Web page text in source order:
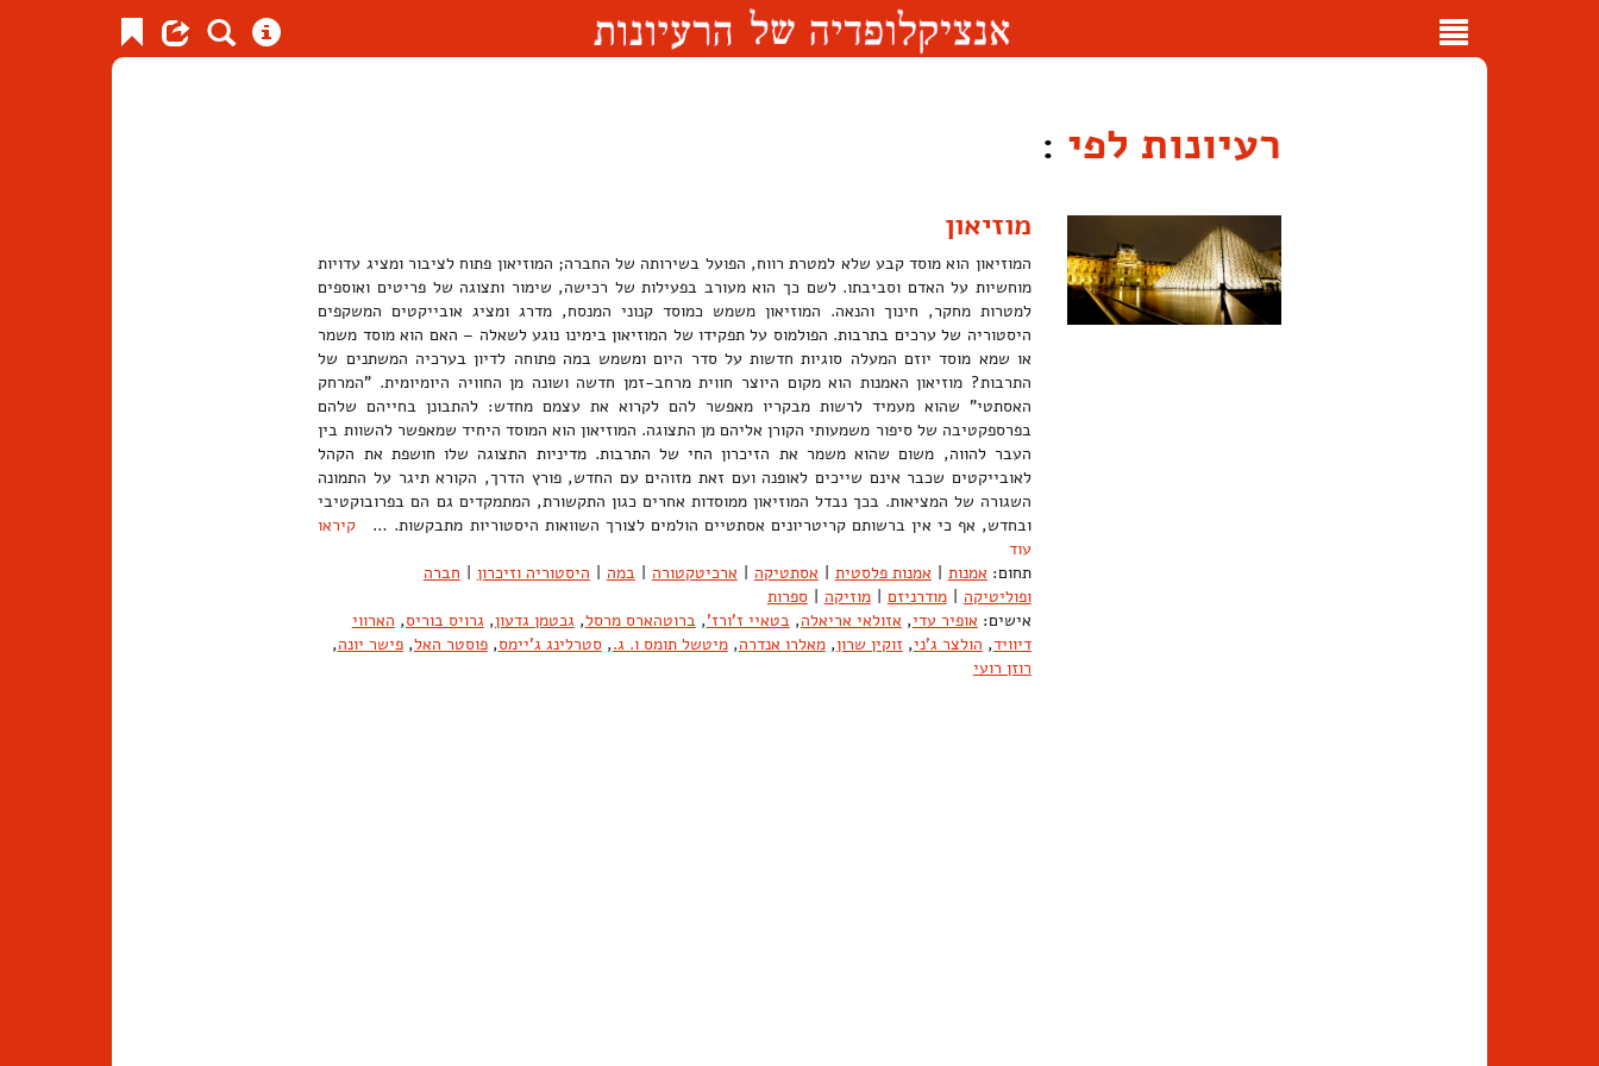
Toggle
רעיונות לפי :
מוזיאון
המוזיאון הוא מוסד קבע שלא למטרת רווח, הפועל בשירותה של החברה; המוזיאון פתוח לציבור ומציג עדויות
מוחשיות על האדם וסביבתו. לשם כך הוא מעורב בפעילות של רכישה, שימור ותצוגה של פריטים ואוספים
למטרות מחקר, חינוך והנאה. המוזיאון משמש כמוסד קנוני המנסח, מדרג ומציג אובייקטים המשקפים
היסטוריה של ערכים בתרבות. הפולמוס על תפקידו של המוזיאון בימינו נוגע לשאלה – האם הוא מוסד משמר
או שמא מוסד יוזם המעלה סוגיות חדשות על סדר היום ומשמש במה פתוחה לדיון בערכיה המשתנים של
התרבות? מוזיאון האמנות הוא מקום היוצר חווית מרחב-זמן חדשה ושונה מן החוויה היומיומית. "המרחק
האסתטי" שהוא מעמיד לרשות מבקריו מאפשר להם לקרוא את עצמם מחדש: להתבונן בחייהם שלהם
בפרספקטיבה של סיפור משמעותי הקורן אליהם מן התצוגה. המוזיאון הוא המוסד היחיד שמאפשר להשוות בין
העבר להווה, משום שהוא משמר את הזיכרון החי של התרבות. מדיניות התצוגה שלו חושפת את הקהל
לאובייקטים שכבר אינם שייכים לאופנה ועם זאת מזוהים עם החדש, פורץ הדרך, הקורא תיגר על התמונה
השגורה של המציאות. בכך נבדל המוזיאון ממוסדות אחרים כגון התקשורת, המתמקדים גם הם בפרובוקטיבי
ובחדש, אף כי אין ברשותם קריטריונים אסתטיים הולמים לצורך השוואות היסטוריות מתבקשות. … קיראו
עוד
תחום: אמנות | אמנות פלסטית | אסתטיקה | ארכיטקטורה | במה | היסטוריה וזיכרון | חברה
ופוליטיקה | מודרניזם | מוזיקה | ספרות
אישים: אופיר עדי, אזולאי אריאלה,בטאיי ז'ורז',ברוטהארס מרסל, גכטמן גדעון, גרויס בוריס, הארווי
דיוויד, הולצר ג'ני,זוקין שרון,מאלרו אנדרה,מיטשל תומס ו. ג.,סטרלינג ג'יימס,פוסטר האל,פישר יונה,
רוזן רועי